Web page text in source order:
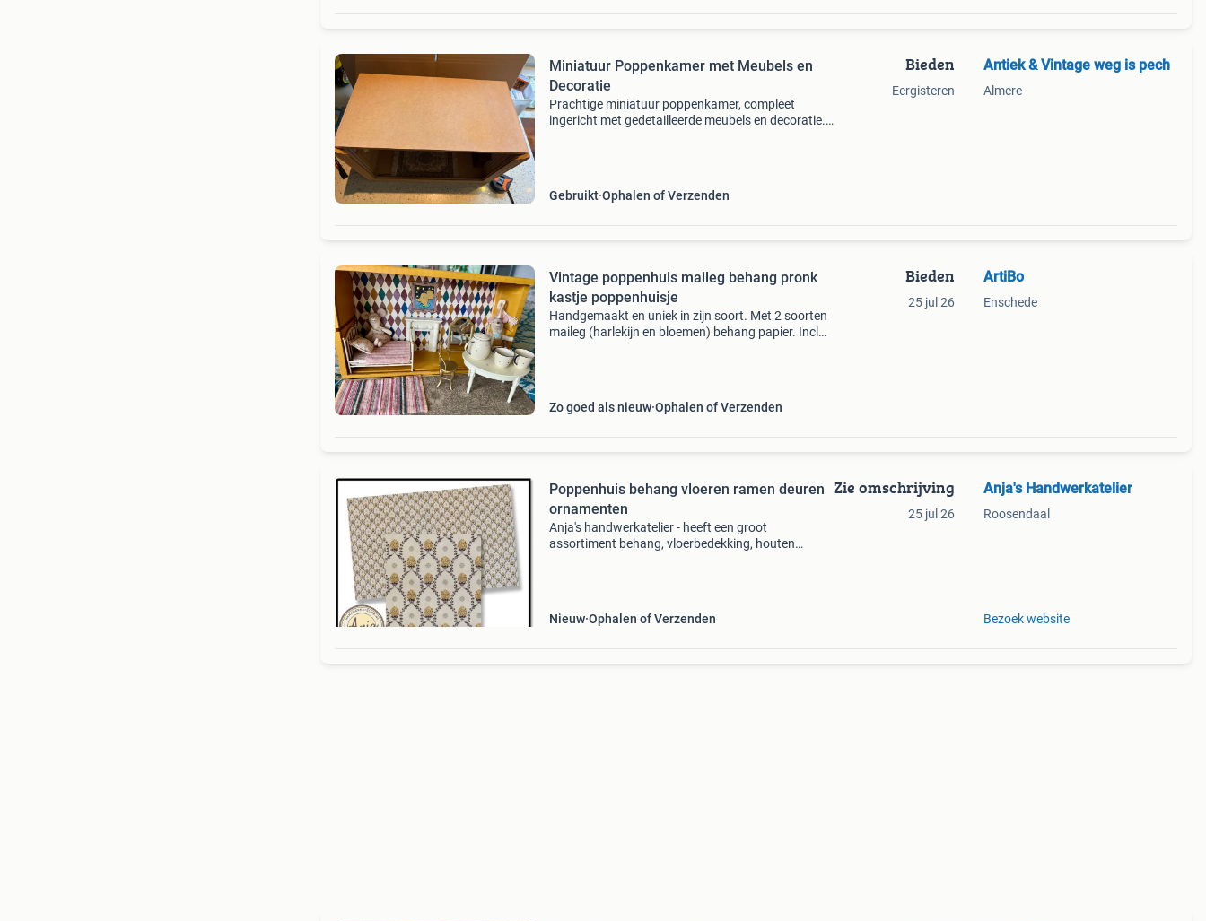
Miniatuur Poppenkamer met Meubels en
Decoratie
Prachtige miniatuur poppenkamer, compleet
ingericht met gedetailleerde meubels en decoratie.
Gebruikt Ophalen of Verzenden
Bieden
Eergisteren
Antiek & Vintage weg is pech
Almere
Vintage poppenhuis maileg behang pronk
kastje poppenhuisje
Handgemaakt en uniek in zijn soort. Met 2 soorten
maileg (harlekijn en bloemen) behang papier. Incl
Zo goed als nieuw Ophalen of Verzenden
Bieden
25 jul 26
ArtiBo
Enschede
Poppenhuis behang vloeren ramen deuren
ornamenten
Anja's handwerkatelier - heeft een groot
assortiment behang, vloerbedekking, houten
Nieuw Ophalen of Verzenden
Zie omschrijving
25 jul 26
Anja's Handwerkatelier
Roosendaal
Bezoek website